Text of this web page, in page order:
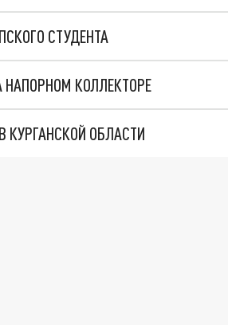
СТУДЕНТА
НАПОРНОМ КОЛЛЕКТОРЕ
КУРГАНСКОЙ ОБЛАСТИ